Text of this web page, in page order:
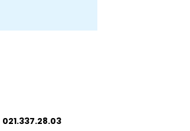
021.337.28.03